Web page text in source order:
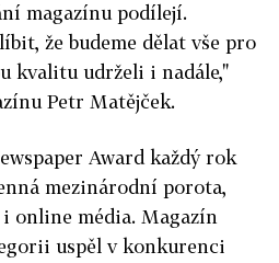
magazínu podílejí.
že budeme dělat vše pro
kvalitu udrželi i nadále,"
Petr Matějček.
Award každý rok
mezinárodní porota,
online média. Magazín
uspěl v konkurenci